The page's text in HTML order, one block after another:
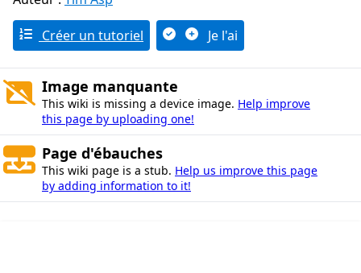
Créer un tutoriel Je l'ai
Image manquante
This wiki is missing a device image. Help improve
this page by uploading one!
Page d'ébauches
This wiki page is a stub. Help us improve this page
by adding information to it!